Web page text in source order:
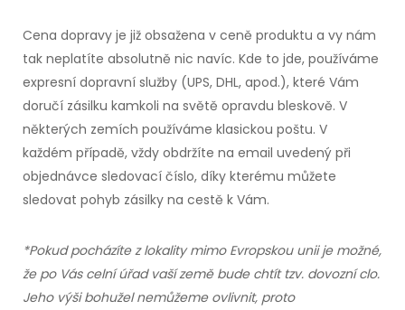
Cena dopravy je již obsažena v ceně produktu a vy nám
tak neplatíte absolutně nic navíc. Kde to jde, používáme
expresní dopravní služby (UPS, DHL, apod.), které Vám
doručí zásilku kamkoli na světě opravdu bleskově. V
některých zemích používáme klasickou poštu. V
každém případě, vždy obdržíte na email uvedený při
objednávce sledovací číslo, díky kterému můžete
sledovat pohyb zásilky na cestě k Vám.
*Pokud pocházítez lokalitymimo Evropskou unii je možné,
že po Vás celní úřad vaší země bude chtít tzv. dovozní clo.
Jeho výši bohužel nemůžeme ovlivnit, proto